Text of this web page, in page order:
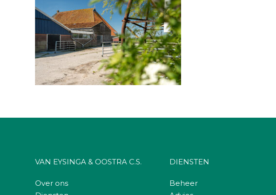
VAN EYSINGA & OOSTRA C.S.
Over ons
DIENSTEN
Beheer